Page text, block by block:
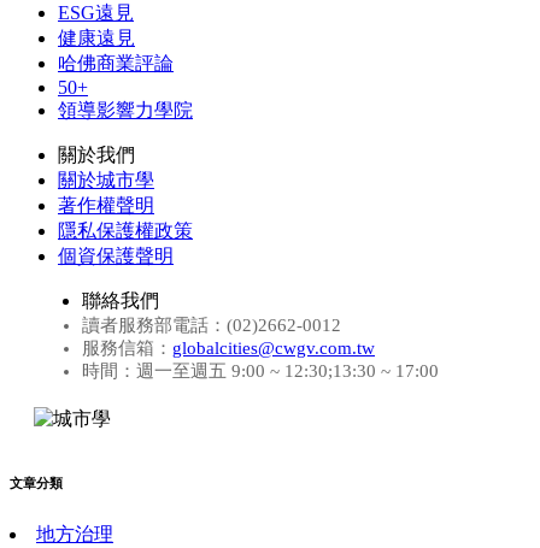
ESG遠見
健康遠見
哈佛商業評論
50+
領導影響力學院
關於我們
關於城市學
著作權聲明
隱私保護權政策
個資保護聲明
聯絡我們
讀者服務部電話：(02)2662-0012
服務信箱： globalcities@cwgv.com.tw
時間：週一至週五 9:00 ~ 12:30;13:30 ~ 17:00
文章分類
地方治理